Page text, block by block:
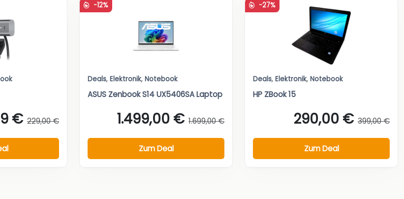
€ 229,00 €
-12%
Deals, Elektronik, Notebook
ASUS Zenbook S14 UX5406SA Laptop
1.499,00 € 1.699,00 €
Zum Deal
-27%
Deals, Elektronik, Notebook
HP ZBook 15
290,00 € 399,00 €
Zum Deal